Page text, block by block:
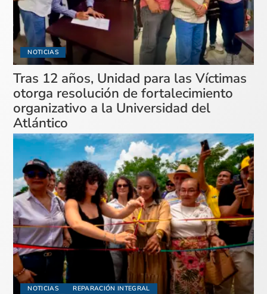
NOTICIAS
Tras 12 años, Unidad para las Víctimas
otorga resolución de fortalecimiento
organizativo a la Universidad del
Atlántico
NOTICIAS REPARACIÓN INTEGRAL